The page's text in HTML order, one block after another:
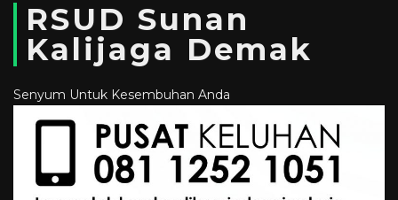
RSUD Sunan
Kalijaga Demak
Senyum Untuk Kesembuhan Anda